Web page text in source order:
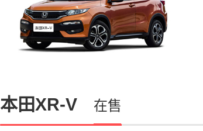
本田XR-V 在售